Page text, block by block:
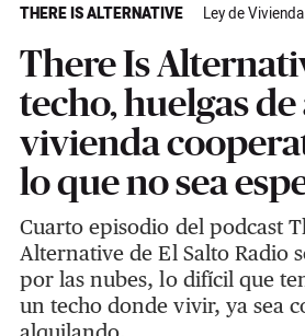
THERE IS ALTERNATIVE Ley de Vivienda
There Is
techo, huelgas
vivienda
lo que no sea
Cuarto episodio del podcast
Alternative de El Salto Radio
por las nubes, lo difícil que
un techo donde vivir, ya sea